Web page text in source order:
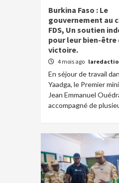
Burkina Faso : Le
gouvernement au
FDS, Un soutien
pour leur bien-être
victoire.
4 mois ago
En séjour de travail
Yaadga, le Premier
Jean Emmanuel
accompagné de